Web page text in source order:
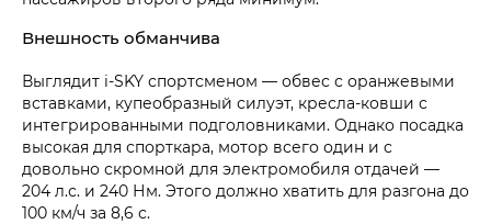
Внешность обманчива
Выглядит i‑SKY спортсменом — обвес с оранжевыми
вставками, купеобразный силуэт, кресла-ковши с
интегрированными подголовниками. Однако посадка
высокая для спорткара, мотор всего один и с
довольно скромной для электромобиля отдачей —
204 л.с. и 240 Нм. Этого должно хватить для разгона до
100 км/ч за 8,6 с.